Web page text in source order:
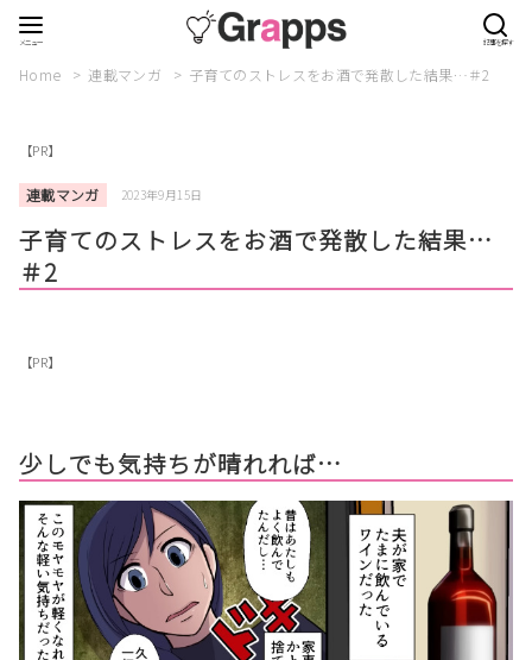
Home 連載マンガ 子育てのストレスをお酒で発散した結果…＃2
【PR】
連載マンガ 2023年9月15日
子育てのストレスをお酒で発散した結果…
＃2
【PR】
少しでも気持ちが晴れれば…